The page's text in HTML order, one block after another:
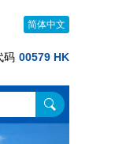
简体中文
码 00579 HK